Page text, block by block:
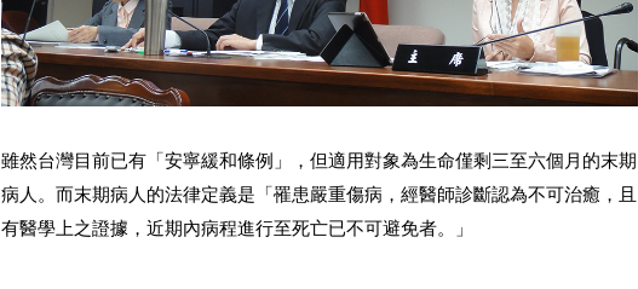
雖然台灣目前已有「安寧緩和條例」，但適用對象為生命僅剩三至六個月的末期
病人。而末期病人的法律定義是「罹患嚴重傷病，經醫師診斷認為不可治癒，且
有醫學上之證據，近期內病程進行至死亡已不可避免者。」